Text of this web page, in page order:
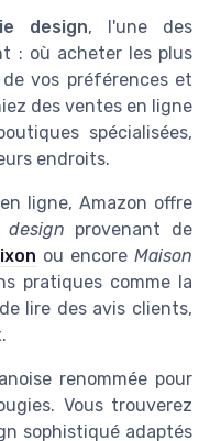
design, l'une des
: où acheter les plus
vos préférences et
des ventes en ligne
spécialisées,
endroits.
ligne, Amazon offre
design provenant de
ou encore Maison
pratiques comme la
lire des avis clients,
renommée pour
Vous trouverez
sophistiqué adaptés